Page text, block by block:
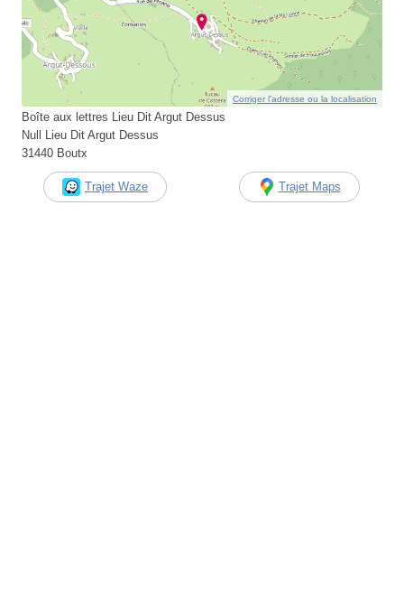
Corriger l’adresse ou la localisation
Boîte aux lettres Lieu Dit Argut Dessus
Null Lieu Dit Argut Dessus
31440 Boutx
Trajet Waze Trajet Maps